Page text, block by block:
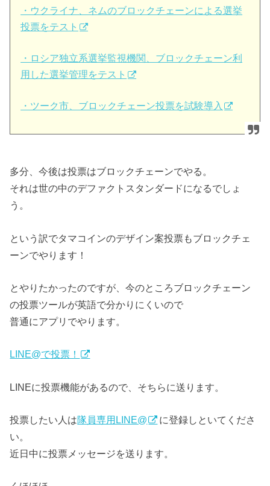
・ウクライナ、ネムのブロックチェーンによる選挙
投票をテスト
・ロシア独立系選挙監視機関、ブロックチェーン利
用した選挙管理をテスト
・ツーク市、ブロックチェーン投票を試験導入
多分、今後は投票はブロックチェーンでやる。
それは世の中のデファクトスタンダードになるでしょ
う。
という訳でタマコインのデザイン案投票もブロックチェ
ーンでやります！
とやりたかったのですが、今のところブロックチェーン
の投票ツールが英語で分かりにくいので
普通にアプリでやります。
LINE@で投票！
LINEに投票機能があるので、そちらに送ります。
投票したい人は隊員専用LINE@
に登録しといてくださ
い。
近日中に投票メッセージを送ります。